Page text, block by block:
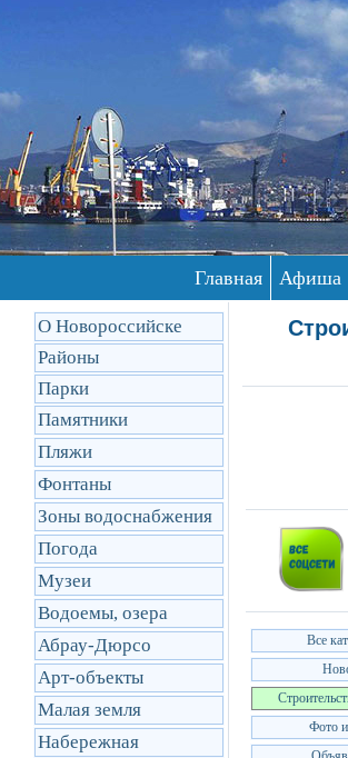
Главная Афиша
О Новороссийске
Районы
Парки
Памятники
Пляжи
Фонтаны
Зоны водоснабжения
Погода
Музеи
Водоемы, озера
Абрау-Дюрсо
Арт-объекты
Малая земля
Набережная
Все
Фото